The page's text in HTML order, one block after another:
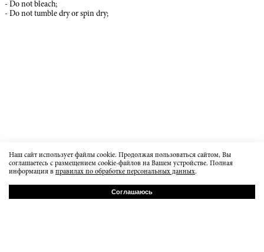
- Do not bleach;
- Do not tumble dry or spin dry;
Наш сайт использует файлы cookie. Продолжая пользоваться сайтом, Вы
соглашаетесь с размещением cookie-файлов на Вашем устройстве. Полная
информация в правилах по обработке персональных данных.
Соглашаюсь